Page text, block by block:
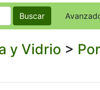
Buscar
y Vidrio >